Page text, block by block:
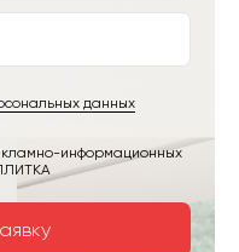
данных
информационных